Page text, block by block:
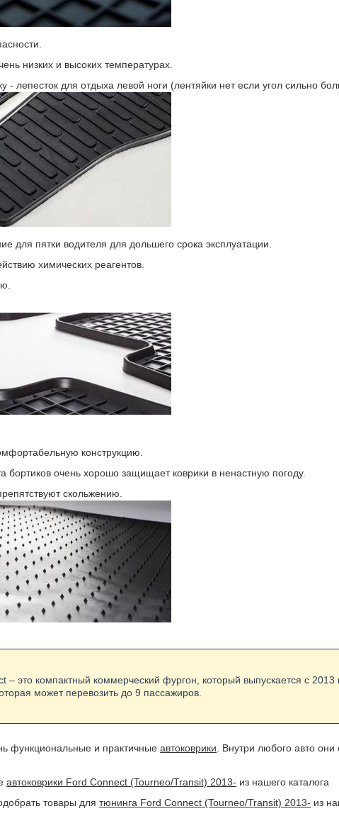
низких и высоких температурах.
- лепесток для отдыха левой ноги (лентяйки нет если угол сильно
для пятки водителя для дольшего срока эксплуатации.
химических реагентов.
конструкцию.
бортиков очень хорошо защищает коврики в ненастную погоду.
скольжению.
– это компактный коммерческий фургон, который выпускается с
может перевозить до 9 пассажиров.
функциональные и практичныеавтоковрики . Внутри любого авто
автоковрики Ford Connect (Tourneo/Transit) 2013- из нашего каталога
товары длятюнинга Ford Connect (Tourneo/Transit) 2013- из